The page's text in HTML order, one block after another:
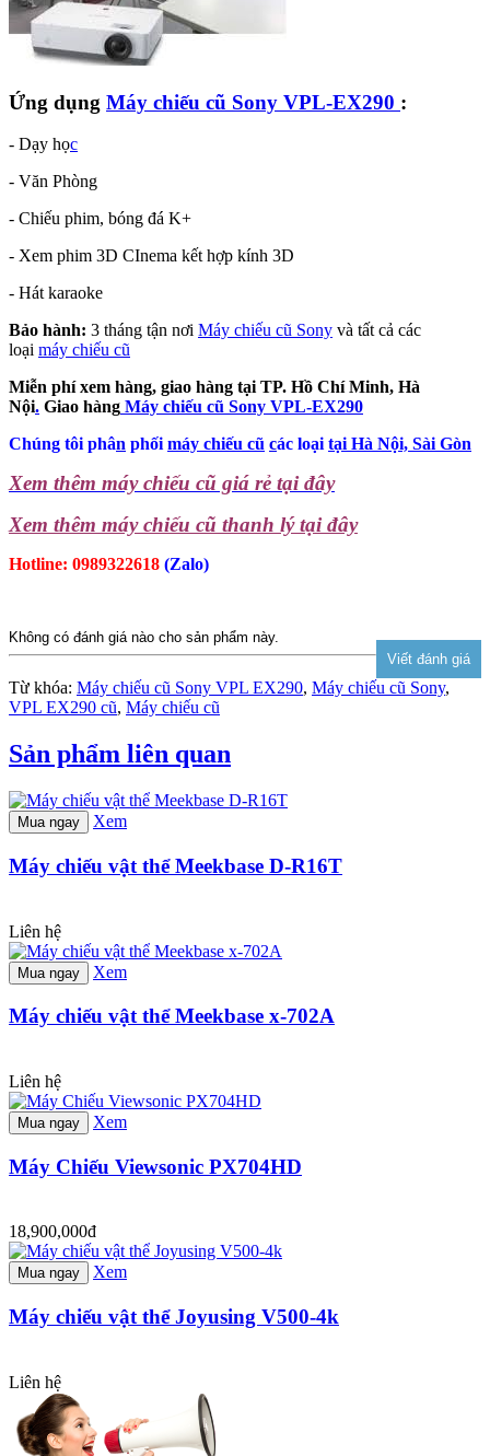
Ứng dụng Máy chiếu cũ Sony VPL-EX290 :
- Dạy học
- Văn Phòng
- Chiếu phim, bóng đá K+
- Xem phim 3D CInema kết hợp kính 3D
- Hát karaoke
Bảo hành: 3 tháng tận nơi Máy chiếu cũ Sony và tất cả các
loại máy chiếu cũ
Miễn phí xem hàng, giao hàng tại TP. Hồ Chí Minh, Hà
Nội. Giao hàng Máy chiếu cũ Sony VPL-EX290
Chúng tôi phân phối máy chiếu cũ các loại tại Hà Nội, Sài Gòn
Xem thêm máy chiếu cũ giá rẻ tại đây
Xem thêm máy chiếu cũ thanh lý tại đây
Hotline: 0989322618 (Zalo)
Không có đánh giá nào cho sản phẩm này.
Từ khóa: Máy chiếu cũ Sony VPL EX290, Máy chiếu cũ Sony,
VPL EX290 cũ, Máy chiếu cũ
Sản phẩm liên quan
Mua ngay Xem
Máy chiếu vật thể Meekbase D-R16T
Liên hệ
Mua ngay Xem
Máy chiếu vật thể Meekbase x-702A
Liên hệ
Mua ngay Xem
Máy Chiếu Viewsonic PX704HD
18,900,000đ
Mua ngay Xem
Máy chiếu vật thể Joyusing V500-4k
Liên hệ